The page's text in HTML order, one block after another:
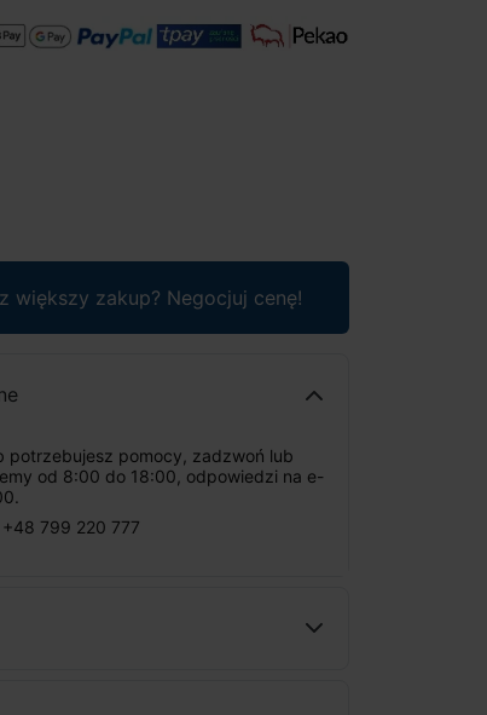
większy zakup? Negocjuj cenę!
potrzebujesz pomocy, zadzwoń lub
od 8:00 do 18:00, odpowiedzi na e-
+48 799 220 777